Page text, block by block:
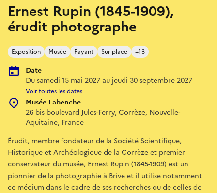
Ernest Rupin (1845-1909),
érudit photographe
Exposition Musée Payant Sur place +13
Date
Du samedi 15 mai 2027 au jeudi 30 septembre 2027
Voir toutes les dates
Musée Labenche
26 bis boulevard Jules-Ferry, Corrèze, Nouvelle-
Aquitaine, France
Érudit, membre fondateur de la Société Scientifique,
Historique et Archéologique de la Corrèze et premier
conservateur du musée, Ernest Rupin (1845-1909) est un
pionnier de la photographie à Brive et il utilise notamment
ce médium dans le cadre de ses recherches ou de celles de